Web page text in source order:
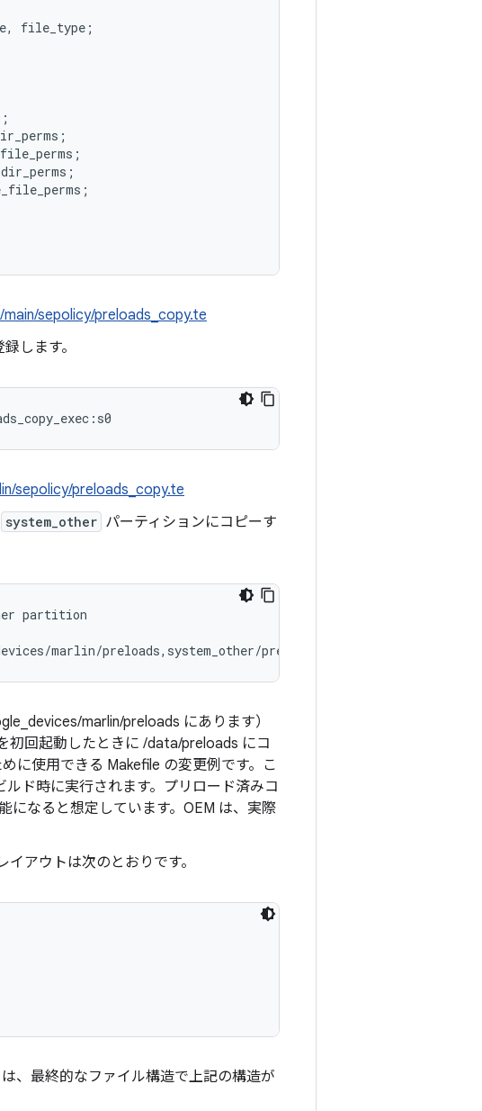
file_type;
sepolicy/preloads_copy.te
します。
sepolicy/preloads_copy.te
system_other パーティションにコピーす
partition
marlin/preloads にあります）
初回起動したときに /data/preloads にコ
に使用できる Makefile の変更例です。こ
ド時に実行されます。プリロード済みコ
になると想定しています。OEM は、実際
イアウトは次のとおりです。
、最終的なファイル構造で上記の構造が